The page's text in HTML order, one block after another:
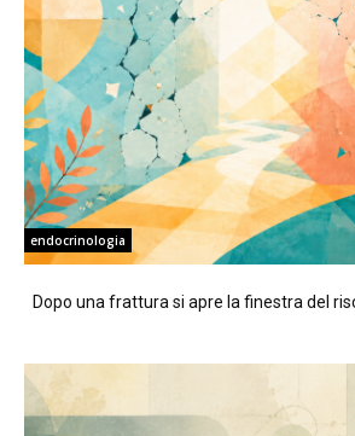
endocrinologia
Dopo una frattura si apre la finestra del